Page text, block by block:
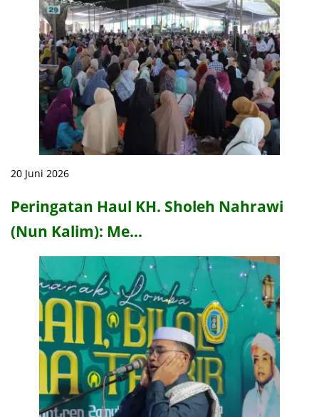
20 Juni 2026
Peringatan Haul KH. Sholeh Nahrawi
(Nun Kalim): Me…